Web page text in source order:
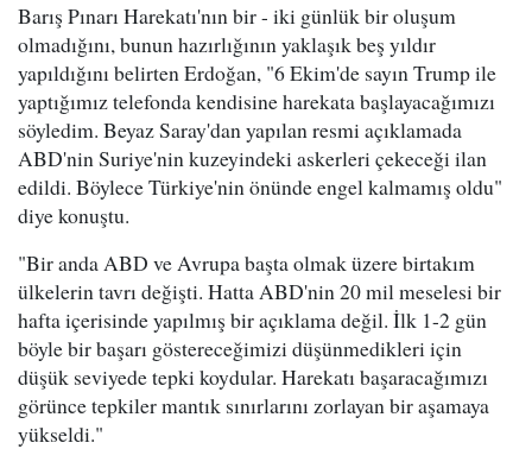
Barış Pınarı Harekatı'nın bir - iki günlük bir oluşum
olmadığını, bunun hazırlığının yaklaşık beş yıldır
yapıldığını belirten Erdoğan, "6 Ekim'de sayın Trump ile
yaptığımız telefonda kendisine harekata başlayacağımızı
söyledim. Beyaz Saray'dan yapılan resmi açıklamada
ABD'nin Suriye'nin kuzeyindeki askerleri çekeceği ilan
edildi. Böylece Türkiye'nin önünde engel kalmamış oldu"
diye konuştu.
"Bir anda ABD ve Avrupa başta olmak üzere birtakım
ülkelerin tavrı değişti. Hatta ABD'nin 20 mil meselesi bir
hafta içerisinde yapılmış bir açıklama değil. İlk 1-2 gün
böyle bir başarı göstereceğimizi düşünmedikleri için
düşük seviyede tepki koydular. Harekatı başaracağımızı
görünce tepkiler mantık sınırlarını zorlayan bir aşamaya
yükseldi."